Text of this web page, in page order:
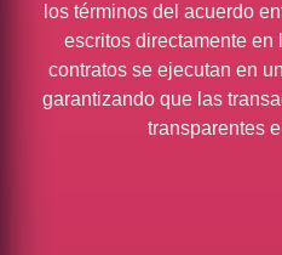
los términos del acuerdo
escritos directamente
contratos se ejecutan en
garantizando que las
transparentes